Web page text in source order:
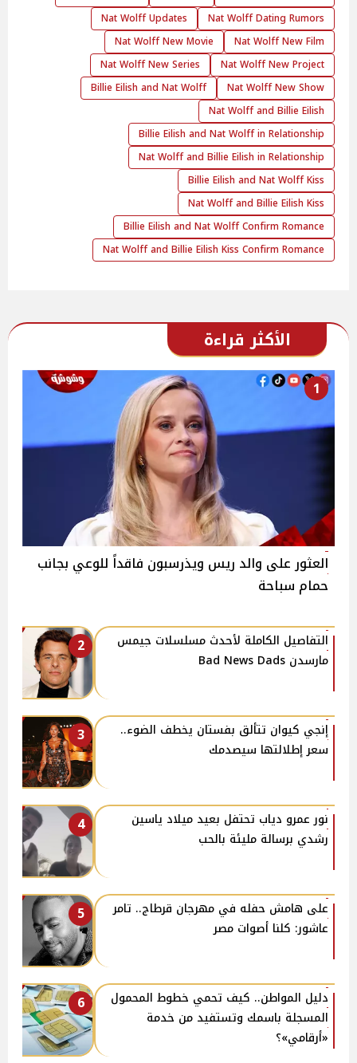
Nat Wolff Dating Rumors
Nat Wolff Updates
Nat Wolff New Film
Nat Wolff New Movie
Nat Wolff New Project
Nat Wolff New Series
Nat Wolff New Show
Billie Eilish and Nat Wolff
Nat Wolff and Billie Eilish
Billie Eilish and Nat Wolff in Relationship
Nat Wolff and Billie Eilish in Relationship
Billie Eilish and Nat Wolff Kiss
Nat Wolff and Billie Eilish Kiss
Billie Eilish and Nat Wolff Confirm Romance
Nat Wolff and Billie Eilish Kiss Confirm Romance
الأكثر قراءة
1
العثور على والد ريس ويذرسبون فاقداً للوعي بجانب
حمام سباحة
2
التفاصيل الكاملة لأحدث مسلسلات جيمس
مارسدن Bad News Dads
3
إنجي كيوان تتألق بفستان يخطف الضوء..
سعر إطلالتها سيصدمك
4
نور عمرو دياب تحتفل بعيد ميلاد ياسين
رشدي برسالة مليئة بالحب
5
على هامش حفله في مهرجان قرطاج.. تامر
عاشور: كلنا أصوات مصر
6
دليل المواطن.. كيف تحمي خطوط المحمول
المسجلة باسمك وتستفيد من خدمة
«أرقامي»؟